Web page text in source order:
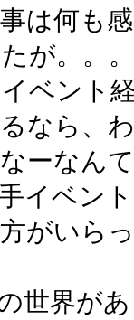
は何も
が。。。
ベント
なら、
ーなん
イベン
がいら
世界が